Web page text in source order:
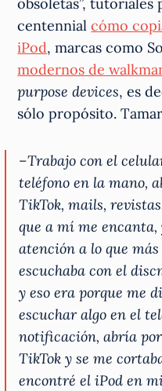
centennialcómo
iPod, marcas como
modernos de
purpose devices, es
sólo propósito.
–Trabajo con el
teléfono en la mano,
TikTok, mails,
que a mí me
atención a lo que
escuchaba con el
y eso era porque me
escuchar algo en el
notificación, abría
TikTok y se me
encontré el iPod en